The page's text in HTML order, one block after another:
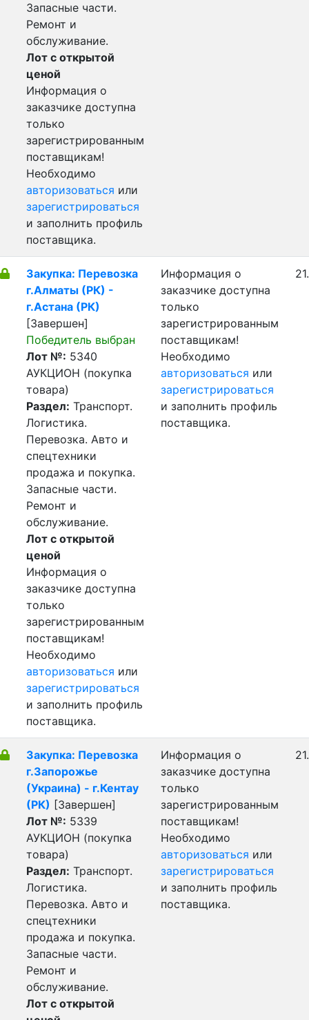
Запасные части.
Ремонт и
обслуживание.
Лот с открытой
ценой
Информация о
заказчике доступна
только
зарегистрированным
поставщикам!
Необходимо
авторизоваться или
зарегистрироваться
и заполнить профиль
поставщика.
Закупка: Перевозка
г.Алматы (РК) -
г.Астана (РК)
[Завершен]
Победитель выбран
Лот №: 5340
АУКЦИОН (покупка
товара)
Раздел: Транспорт.
Логистика.
Перевозка. Авто и
спецтехники
продажа и покупка.
Запасные части.
Ремонт и
обслуживание.
Лот с открытой
ценой
Информация о
заказчике доступна
только
зарегистрированным
поставщикам!
Необходимо
авторизоваться или
зарегистрироваться
и заполнить профиль
поставщика.
Информация о
заказчике доступна
только
зарегистрированным
поставщикам!
Необходимо
авторизоваться или
зарегистрироваться
и заполнить профиль
поставщика.
Закупка: Перевозка
г.Запорожье
(Украина) - г.Кентау
(РК) [Завершен]
Лот №: 5339
АУКЦИОН (покупка
товара)
Раздел: Транспорт.
Логистика.
Перевозка. Авто и
спецтехники
продажа и покупка.
Запасные части.
Ремонт и
обслуживание.
Лот с открытой
Информация о
заказчике доступна
только
зарегистрированным
поставщикам!
Необходимо
авторизоваться или
зарегистрироваться
и заполнить профиль
поставщика.